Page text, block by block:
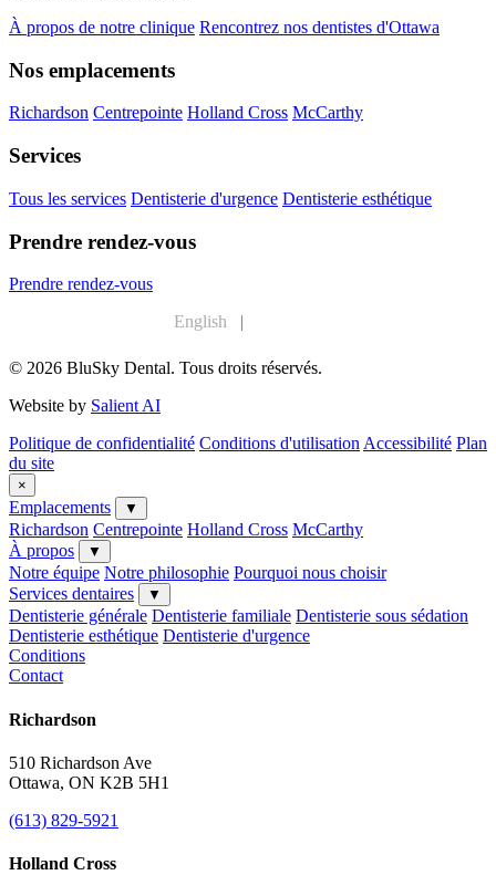
À propos de notre clinique Rencontrez nos dentistes d'Ottawa
Nos emplacements
Richardson Centrepointe Holland Cross McCarthy
Services
Tous les services Dentisterie d'urgence Dentisterie esthétique
Prendre rendez-vous
Prendre rendez-vous
English
|
© 2026 BluSky Dental. Tous droits réservés.
Website by Salient AI
Politique de confidentialité Conditions d'utilisation Accessibilité Plan
du site
×
Emplacements ▼
Richardson Centrepointe Holland Cross McCarthy
À propos
▼
Notre équipe Notre philosophie Pourquoi nous choisir
Services dentaires
▼
Dentisterie générale Dentisterie familiale Dentisterie sous sédation
Dentisterie esthétique Dentisterie d'urgence
Conditions
Contact
Richardson
510 Richardson Ave
Ottawa, ON K2B 5H1
(613) 829-5921
Holland Cross